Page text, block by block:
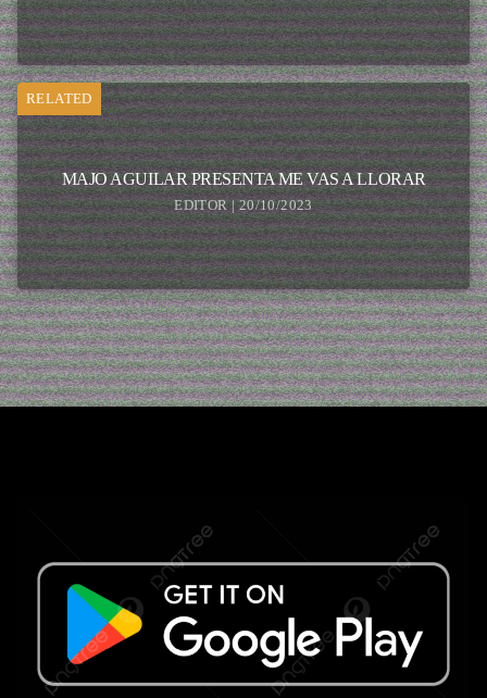
RELATED
MAJO AGUILAR PRESENTA ME VAS A LLORAR
EDITOR | 20/10/2023